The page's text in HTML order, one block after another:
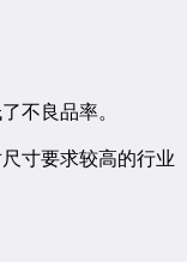
不良品率。
寸要求较高的行业